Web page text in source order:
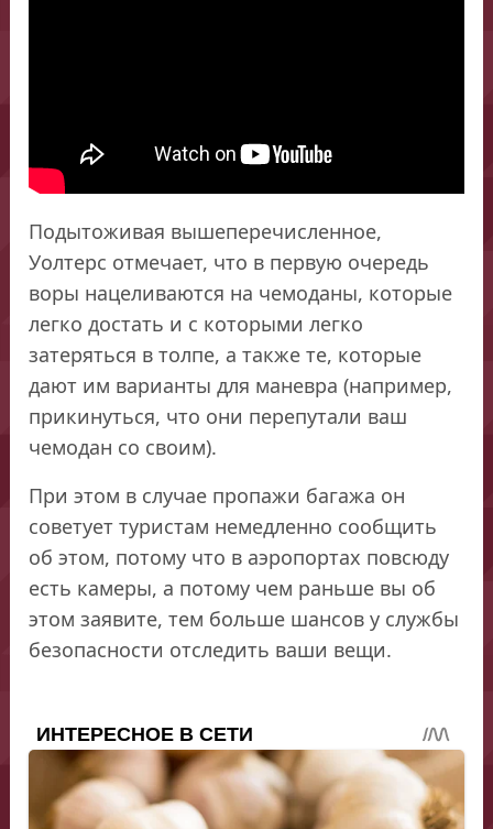
Подытоживая вышеперечисленное,
Уолтерс отмечает, что в первую очередь
воры нацеливаются на чемоданы, которые
легко достать и с которыми легко
затеряться в толпе, а также те, которые
дают им варианты для маневра (например,
прикинуться, что они перепутали ваш
чемодан со своим).
При этом в случае пропажи багажа он
советует туристам немедленно сообщить
об этом, потому что в аэропортах повсюду
есть камеры, а потому чем раньше вы об
этом заявите, тем больше шансов у службы
безопасности отследить ваши вещи.